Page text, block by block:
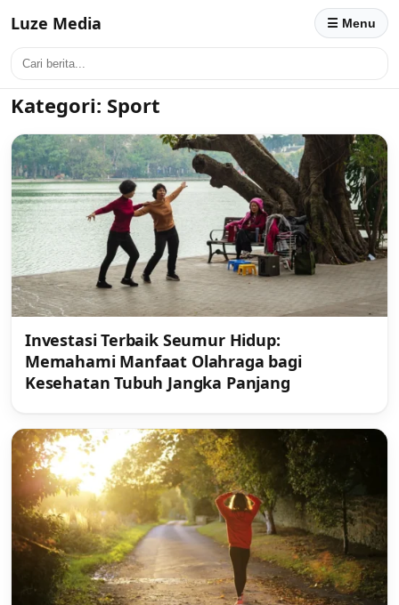
Luze Media ☰ Menu
Kategori: Sport
Investasi Terbaik Seumur Hidup:
Memahami Manfaat Olahraga bagi
Kesehatan Tubuh Jangka Panjang